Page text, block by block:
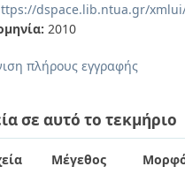
dspace.lib.ntua.gr/
2010
πλήρους εγγραφής
σε αυτό το τεκμήριο
Μέγεθος